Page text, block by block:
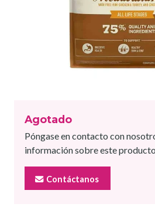
Agotado
Póngase en contacto con
información sobre este
Contáctanos